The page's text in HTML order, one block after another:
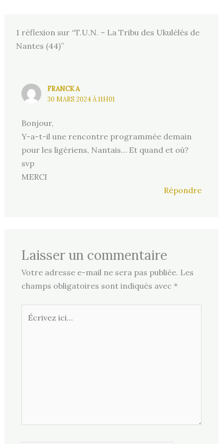
1 réflexion sur “T.U.N. – La Tribu des Ukulélés de
Nantes (44)”
FRANCK A
30 MARS 2024 À 11H01
Bonjour,
Y-a-t-il une rencontre programmée demain
pour les ligériens, Nantais… Et quand et où?
svp
MERCI
Répondre
Laisser un commentaire
Votre adresse e-mail ne sera pas publiée. Les
champs obligatoires sont indiqués avec *
Écrivez